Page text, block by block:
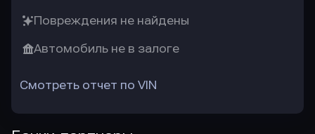
Повреждения не найдены
Автомобиль не в залоге
Смотреть отчет по VIN